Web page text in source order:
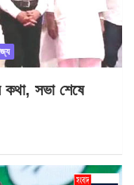
কথা, সভা শেষে